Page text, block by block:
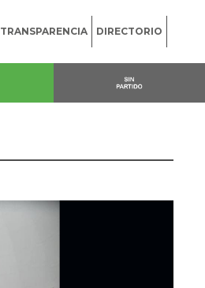
TRANSPARENCIA DIRECTORIO